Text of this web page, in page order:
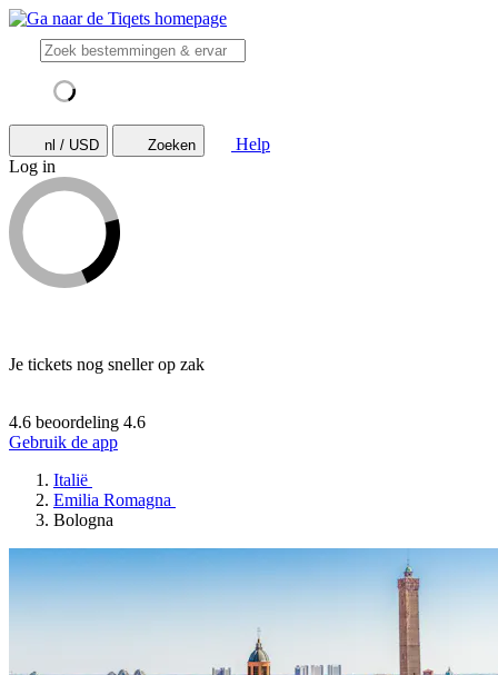
nl / USD Zoeken
Help
Log in
Je tickets nog sneller op zak
4.6 beoordeling 4.6
Gebruik de app
Italië
Emilia Romagna
Bologna